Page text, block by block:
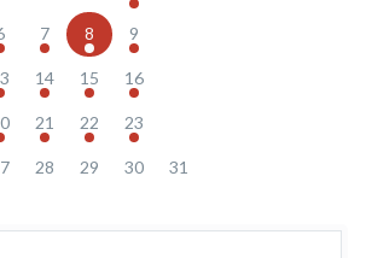
7 8 9
14 15 16
21 22 23
28 29 30 31